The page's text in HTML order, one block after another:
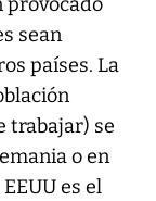
provocado
sean
países. La
trabajar) se
o en
es el